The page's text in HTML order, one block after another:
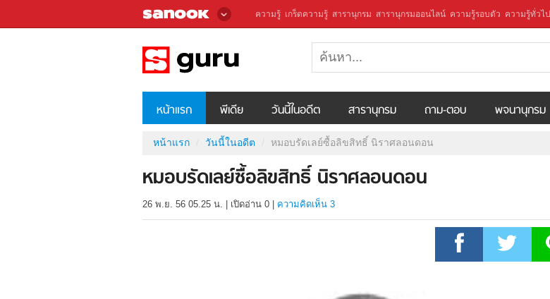
ความรู้ เกร็ดความรู้ สารานุกรม สารานุกรมออนไลน์ ความรู้รอบตัว ความรู้ทั่วไป
หน้าแรก พีเดีย วันนี้ในอดีต สารานุกรม ถาม-ตอบ พจนานุกรม
หน้าแรก วันนี้ในอดีต หมอบรัดเลย์ซื้อลิขสิทธิ์ นิราศลอนดอน
หมอบรัดเลย์ซื้อลิขสิทธิ์ นิราศลอนดอน
26 พ.ย. 56 05.25 น. เปิดอ่าน 0 ความคิดเห็น 3